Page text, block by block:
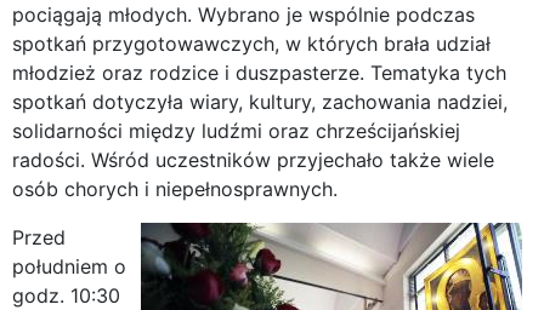
pociągają młodych. Wybrano je wspólnie podczas
spotkań przygotowawczych, w których brała udział
młodzież oraz rodzice i duszpasterze. Tematyka tych
spotkań dotyczyła wiary, kultury, zachowania nadziei,
solidarności między ludźmi oraz chrześcijańskiej
radości. Wśród uczestników przyjechało także wiele
osób chorych i niepełnosprawnych.
Przed
południem o
godz. 10:30